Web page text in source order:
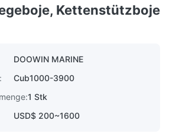
Kettenstützboje
DOOWIN MARINE
Cub1000-3900
1 Stk
USD$ 200~1600